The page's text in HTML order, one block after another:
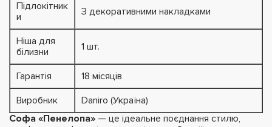
Підлокітник
и
З декоративними накладками
Ніша для
білизни
1 шт.
Гарантія
18 місяців
Виробник
Daniro (Україна)
Софа «Пенелопа» — це ідеальне поєднання стилю,